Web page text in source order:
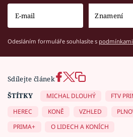
Odesláním formuláře souhlasíte s
Sdílejte článek
ŠTÍTKY
MICHAL DLOUHÝ FTV
HEREC
KONĚ VZHLED
PRIMA+
O LIDECH A KONÍCH